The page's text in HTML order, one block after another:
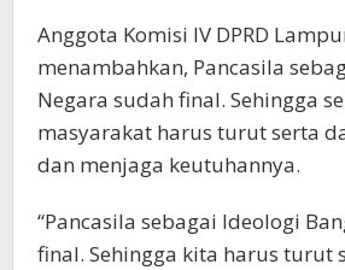
Anggota Komisi IV DPRD
menambahkan, Pancasila
Negara sudah final. Sehingga
masyarakat harus turut serta
dan menjaga keutuhannya.
“Pancasila sebagai Ideologi
final. Sehingga kita harus turut